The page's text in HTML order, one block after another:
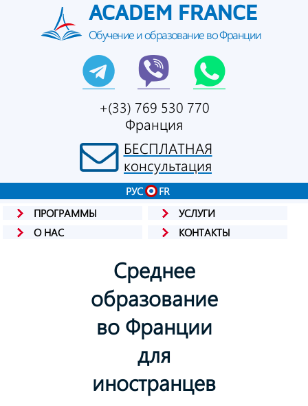
ACADEM FRANCE
Обучение и образование во Франции
+(33) 769 530 770
Франция
БЕСПЛАТНАЯ
консультация
РУС
FR
ПРОГРАММЫ
УСЛУГИ
О НАС
КОНТАКТЫ
Среднее
образование
во Франции
для
иностранцев